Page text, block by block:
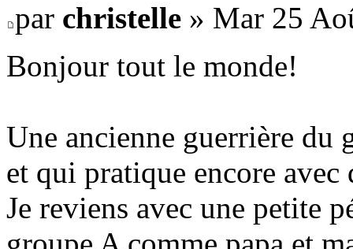
par christelle » Mar 25
Bonjour tout le monde!
Une ancienne guerrière du
et qui pratique encore avec
Je reviens avec une petite